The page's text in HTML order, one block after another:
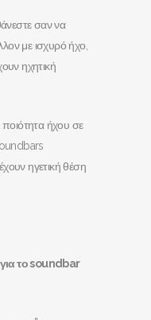
σαν να
με ισχυρό ήχο,
ηχητική
ποιότητα ήχου σε
ηγετική θέση
για το soundbar